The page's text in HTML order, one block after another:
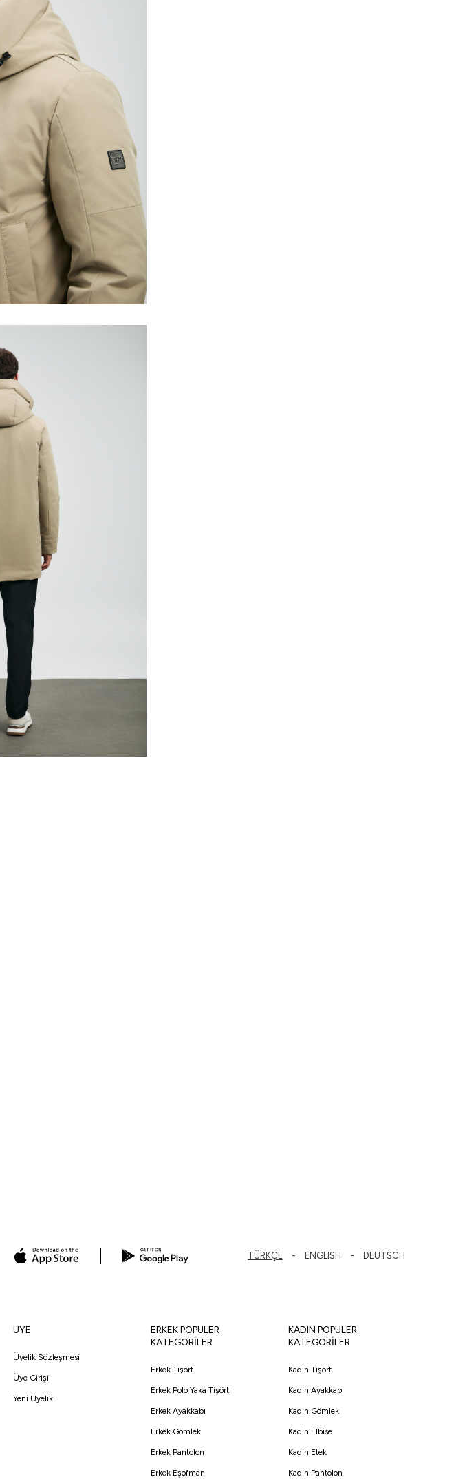
TÜRKÇE ENGLISH DEUTSCH
ÜYE
Üyelik Sözleşmesi
Üye Girişi
Yeni Üyelik
ERKEK POPÜLER
KATEGORİLER
Erkek Tişört
Erkek Polo Yaka Tişört
Erkek Ayakkabı
Erkek Gömlek
Erkek Pantolon
Erkek Eşofman
KADIN POPÜLER
KATEGORİLER
Kadın Tişört
Kadın Ayakkabı
Kadın Gömlek
Kadın Elbise
Kadın Etek
Kadın Pantolon